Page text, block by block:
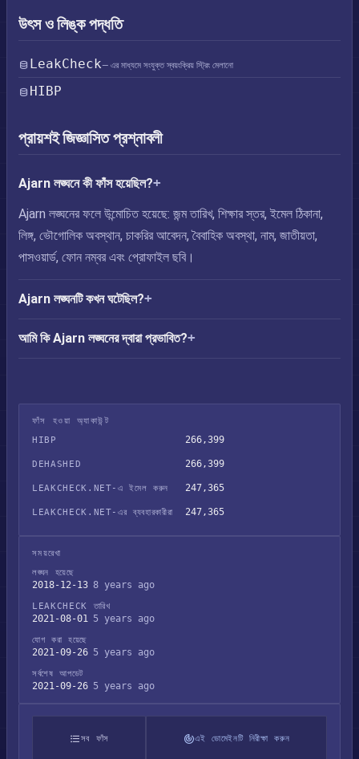
উৎস ও লিঙ্ক পদ্ধতি
LeakCheck— এর মাধ্যমে সংযুক্ত স্বয়ংক্রিয় স্ট্রিং মেলানো
HIBP
প্রায়শই জিজ্ঞাসিত প্রশ্নাবলী
Ajarn লঙ্ঘনে কী ফাঁস হয়েছিল?
Ajarn লঙ্ঘনের ফলে উন্মোচিত হয়েছে: জন্ম তারিখ, শিক্ষার স্তর, ইমেল ঠিকানা,
লিঙ্গ, ভৌগোলিক অবস্থান, চাকরির আবেদন, বৈবাহিক অবস্থা, নাম, জাতীয়তা,
পাসওয়ার্ড, ফোন নম্বর এবং প্রোফাইল ছবি।
Ajarn লঙ্ঘনটি কখন ঘটেছিল?
আমি কি Ajarn লঙ্ঘনের দ্বারা প্রভাবিত?
ফাঁস হওয়া অ্যাকাউন্ট
HIBP
266,399
DEHASHED 266,399
LEAKCHECK.NET-এ ইমেল করুন 247,365
LEAKCHECK.NET-এর ব্যবহারকারীরা 247,365
সময়রেখা
লঙ্ঘন হয়েছে
2018-12-13 8 years ago
LEAKCHECK তারিখ
2021-08-01 5 years ago
যোগ করা হয়েছে
2021-09-26 5 years ago
সর্বশেষ আপডেট
2021-09-26 5 years ago
সব ফাঁস এই ডোমেইনটি নিরীক্ষা করুন